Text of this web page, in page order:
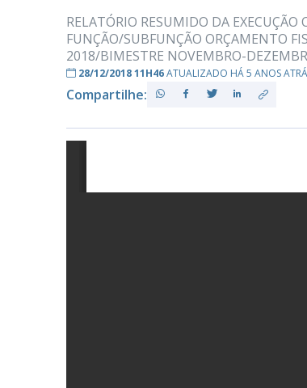
RELATÓRIO RESUMIDO DA
FUNÇÃO/SUBFUNÇÃO ORÇAMENTO
2018/BIMESTRE NOVEMBRO-
28/12/2018 11H46ATUALIZADO HÁ 5 ANOS
Compartilhe: